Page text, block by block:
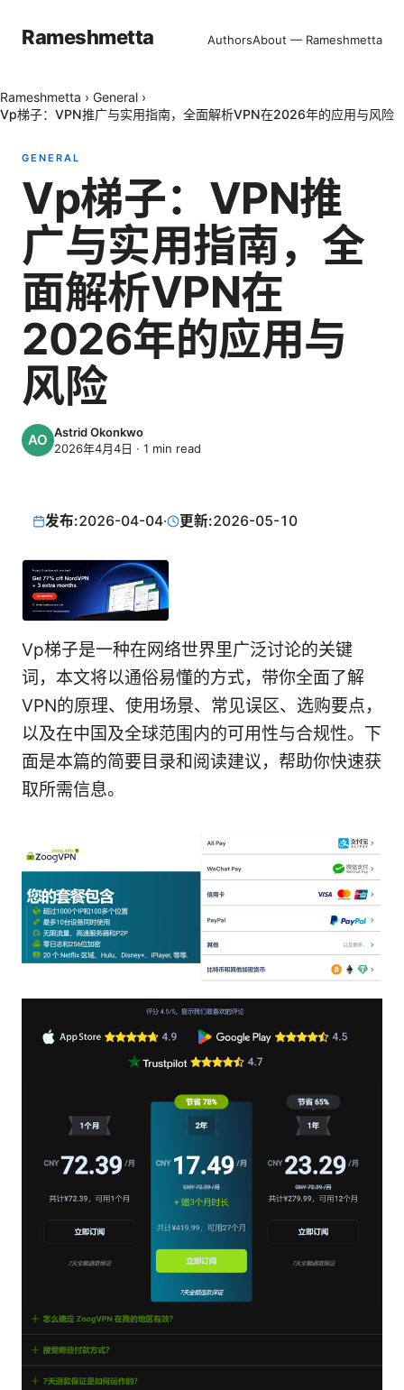
Rameshmetta AuthorsAbout — Rameshmetta
Rameshmetta › General ›
Vp梯子：VPN推广与实用指南，全面解析VPN在2026年的应用与风险
GENERAL
Vp梯子：VPN推
广与实用指南，全
面解析VPN在
2026年的应用与
风险
Astrid Okonkwo
2026年4月4日 · 1 min read
发布:2026-04-04· 更新:2026-05-10
Vp梯子是一种在网络世界里广泛讨论的关键
词，本文将以通俗易懂的方式，带你全面了解
VPN的原理、使用场景、常见误区、选购要点，
以及在中国及全球范围内的可用性与合规性。下
面是本篇的简要目录和阅读建议，帮助你快速获
取所需信息。